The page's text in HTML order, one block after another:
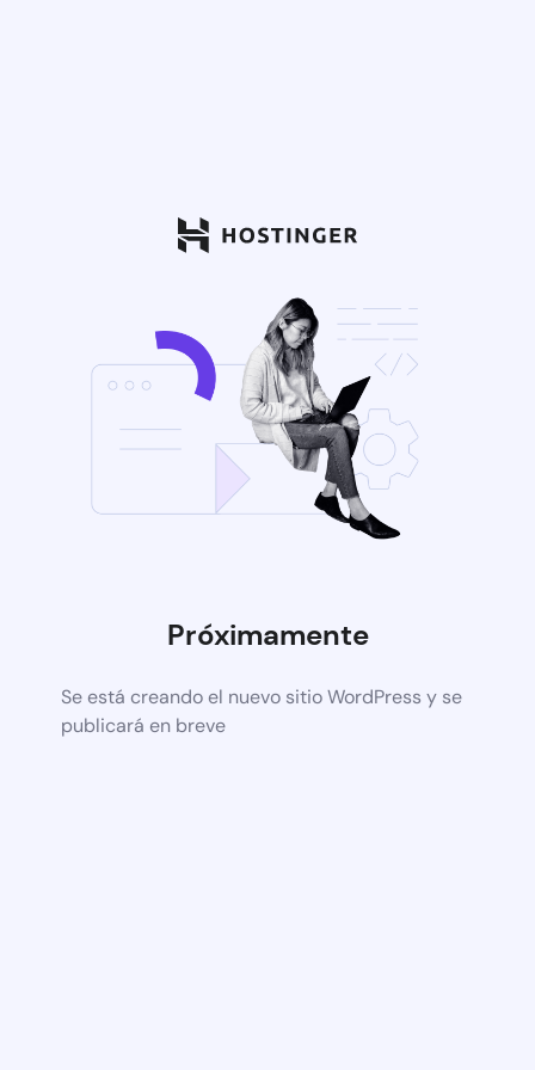
Próximamente
Se está creando el nuevo sitio WordPress y se
publicará en breve